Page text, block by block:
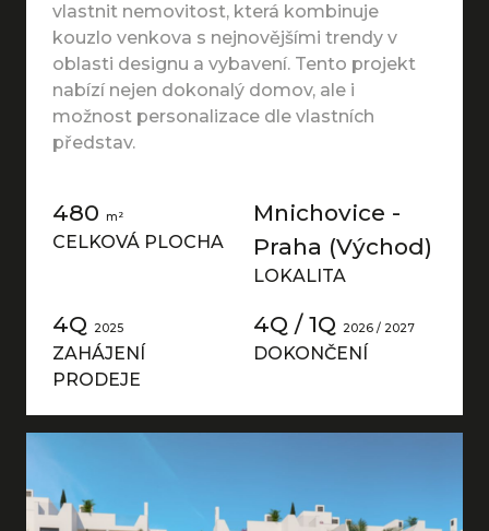
vlastnit nemovitost, která kombinuje
kouzlo venkova s nejnovějšími trendy v
oblasti designu a vybavení. Tento projekt
nabízí nejen dokonalý domov, ale i
možnost personalizace dle vlastních
představ.
480 m²
CELKOVÁ PLOCHA
Mnichovice -
Praha (Východ)
LOKALITA
4Q 2025
ZAHÁJENÍ
PRODEJE
4Q / 1Q 2026 / 2027
DOKONČENÍ